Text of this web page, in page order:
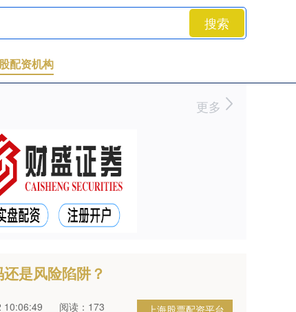
搜索
配资机构
更多
是风险陷阱？
上海股票配资平台
10:06:49 阅读：173